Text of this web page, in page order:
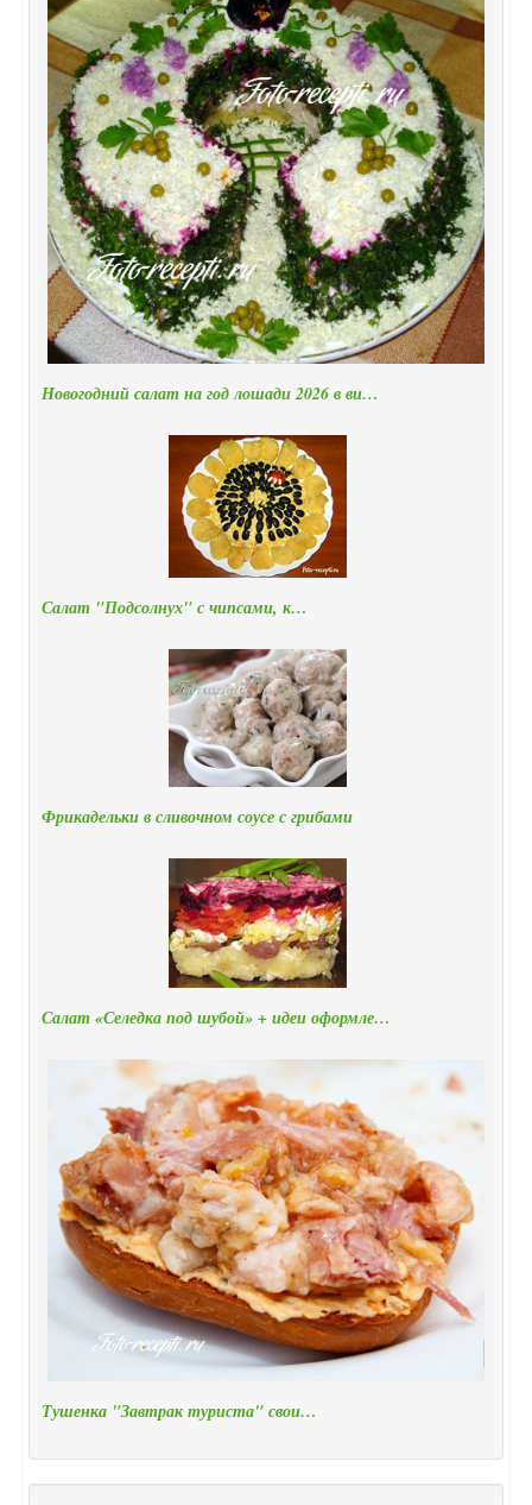
Новогодний салат на год лошади 2026 в ви…
Салат "Подсолнух" с чипсами, к…
Фрикадельки в сливочном соусе с грибами
Салат «Селедка под шубой» + идеи оформле…
Тушенка "Завтрак туриста" свои…